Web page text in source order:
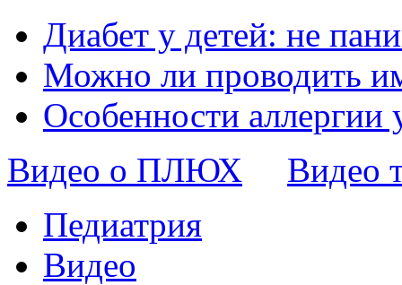
Диабет у детей: не
Можно ли проводить
Особенности аллергии
Видео о ПЛЮХ
Видео
Педиатрия
Видео